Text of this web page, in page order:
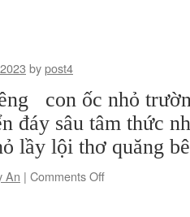
bypost4
con ốc nhỏ
đáy sâu tâm thức
lầy lội thơ quăng
An | Comments Offon